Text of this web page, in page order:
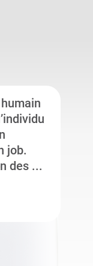
job.
des ...